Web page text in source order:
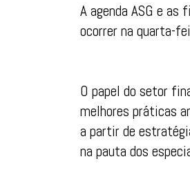
A agenda ASG e
ocorrer na quarta-
O papel do setor
melhores práticas
a partir de
na pauta dos